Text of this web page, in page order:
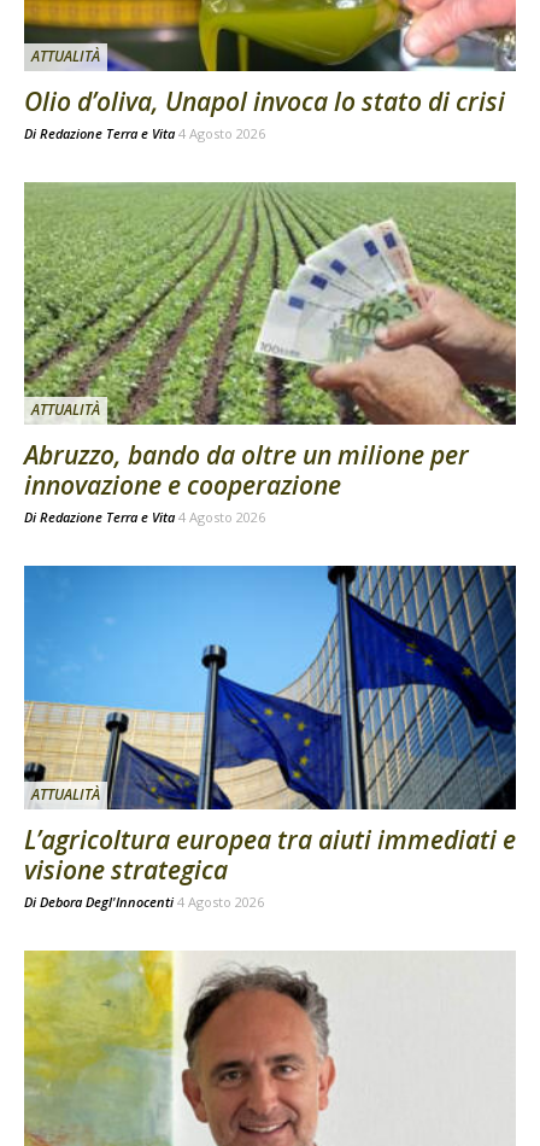
ATTUALITÀ
Olio d’oliva, Unapol invoca lo stato di crisi
Di Redazione Terra e Vita 4 Agosto 2026
ATTUALITÀ
Abruzzo, bando da oltre un milione per
innovazione e cooperazione
Di Redazione Terra e Vita 4 Agosto 2026
ATTUALITÀ
L’agricoltura europea tra aiuti immediati e
visione strategica
Di Debora Degl'Innocenti 4 Agosto 2026